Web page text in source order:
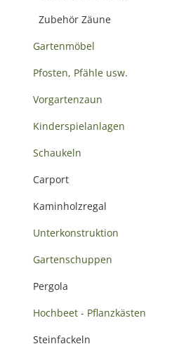
Zubehör Zäune
Gartenmöbel
Pfosten, Pfähle usw.
Vorgartenzaun
Kinderspielanlagen
Schaukeln
Carport
Kaminholzregal
Unterkonstruktion
Gartenschuppen
Pergola
Hochbeet - Pflanzkästen
Steinfackeln